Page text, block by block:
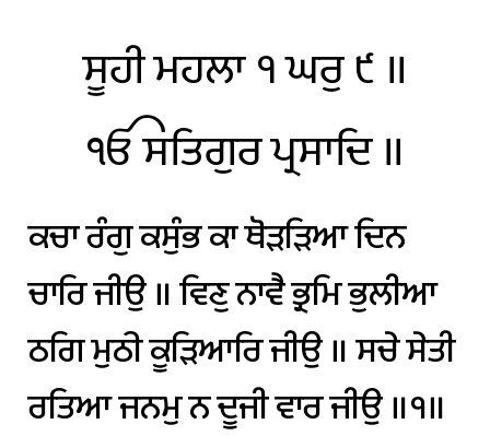
ਸੂਹੀਮਹਲਾ੧ਘਰੁ੯ ॥
ੴਸਤਿਗੁਰਪ੍ਰਸਾਦਿ॥
ਕਚਾਰੰਗੁਕਸੁੰਭਕਾਥੋੜੜਿਆਦਿਨ
ਚਾਰਿਜੀਉ॥ਵਿਣੁਨਾਵੈਭ੍ਰਮਿਭੁਲੀਆ
ਠਗਿਮੁਠੀਕੂੜਿਆਰਿਜੀਉ॥ਸਚੇਸੇਤੀ
ਰਤਿਆਜਨਮੁਨਦੂਜੀਵਾਰਜੀਉ॥੧॥